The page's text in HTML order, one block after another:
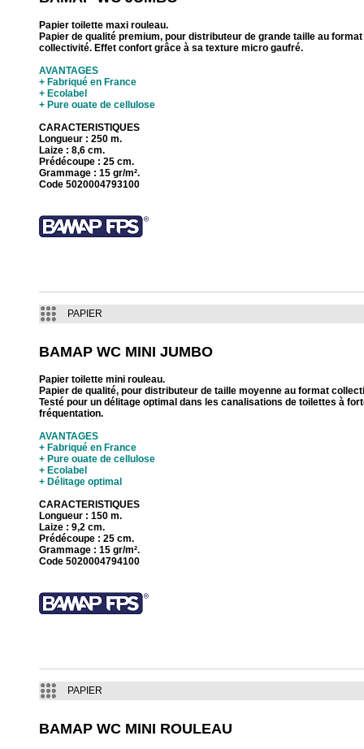
Papier toilette maxi rouleau.
Papier de qualité premium, pour distributeur de grande taille au format
collectivité. Effet confort grâce à sa texture micro gaufré.
AVANTAGES
+ Fabriqué en France
+ Ecolabel
+ Pure ouate de cellulose
CARACTERISTIQUES
Longueur : 250 m.
Laize : 8,6 cm.
Prédécoupe : 25 cm.
Grammage : 15 gr/m².
Code 5020004793100
PAPIER
BAMAP WC MINI JUMBO
Papier toilette mini rouleau.
Papier de qualité, pour distributeur de taille moyenne au format
Testé pour un délitage optimal dans les canalisations de toilettes à
fréquentation.
AVANTAGES
+ Fabriqué en France
+ Pure ouate de cellulose
+ Ecolabel
+ Délitage optimal
CARACTERISTIQUES
Longueur : 150 m.
Laize : 9,2 cm.
Prédécoupe : 25 cm.
Grammage : 15 gr/m².
Code 5020004794100
PAPIER
BAMAP WC MINI ROULEAU